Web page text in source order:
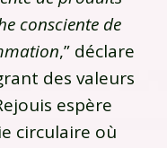
consciente de
,” déclare
des valeurs
espère
circulaire où